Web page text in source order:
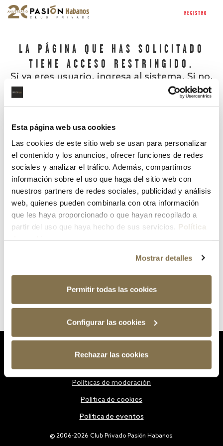
Esta página web usa cookies
Las cookies de este sitio web se usan para personalizar
el contenido y los anuncios, ofrecer funciones de redes
sociales y analizar el tráfico. Además, compartimos
información sobre el uso que haga del sitio web con
nuestros partners de redes sociales, publicidad y análisis
web, quienes pueden combinarla con otra información
que les haya proporcionado o que hayan recopilado a
partir del uso que haya hecho de sus servicios. Política
Mostrar detalles
Permitir todas las cookies
Configurar las cookies
Rechazar las cookies
REGISTRO
LA PÁGINA QUE HAS SOLICITADO
TIENE ACCESO RESTRINGIDO.
Si ya eres usuario, ingresa al sistema. Si no,
¿Has olvidado tu contraseña?
@ 2006-2026 Club Privado Pasión Habanos.
Políticas de moderación
Política de cookies
Política de eventos